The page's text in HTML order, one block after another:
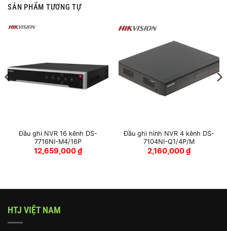
SẢN PHẨM TƯƠNG TỰ
Đầu ghi NVR 16 kênh DS-
7716NI-M4/16P
12,659,000₫
Đầu ghi hình NVR 4 kênh DS-
7104NI-Q1/4P/M
2,160,000₫
HTJ VIỆT NAM